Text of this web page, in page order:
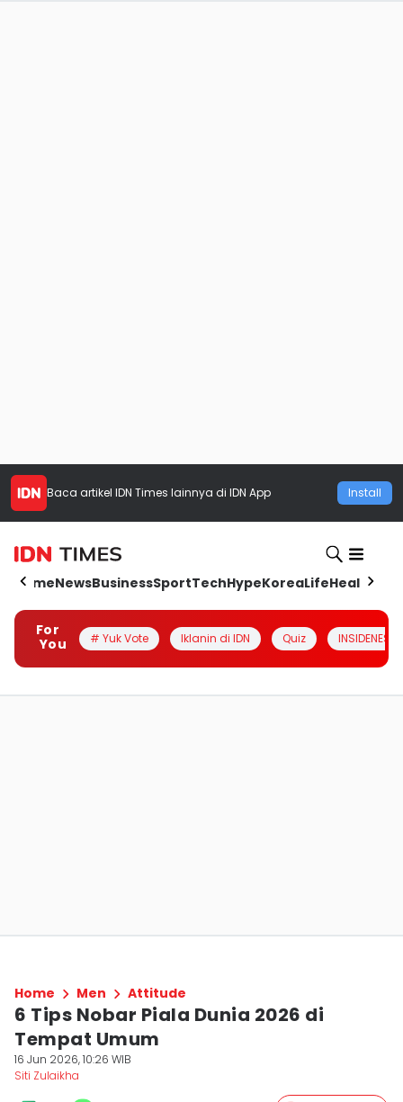
Baca artikel IDN Times lainnya di IDN App Install
HomeNewsBusinessSportTechHypeKoreaLifeHealth
For
You
# Yuk Vote Iklanin di IDN Quiz INSIDENESIA
Home Men Attitude
6 Tips Nobar Piala Dunia 2026 di
Tempat Umum
16 Jun 2026, 10:26 WIB
Siti Zulaikha